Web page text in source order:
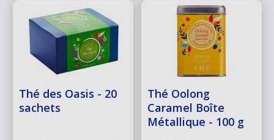
Thé des Oasis - 20
sachets
Thé Oolong
Caramel Boîte
Métallique - 100 g